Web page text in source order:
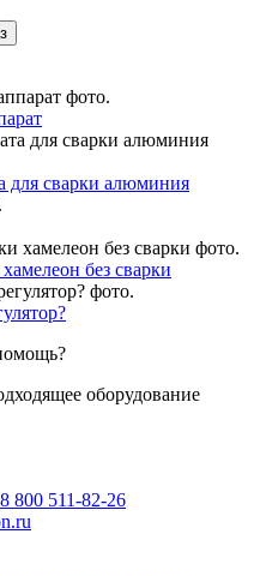
для сварки алюминия
без сварки
оборудование
8 800 511-82-26